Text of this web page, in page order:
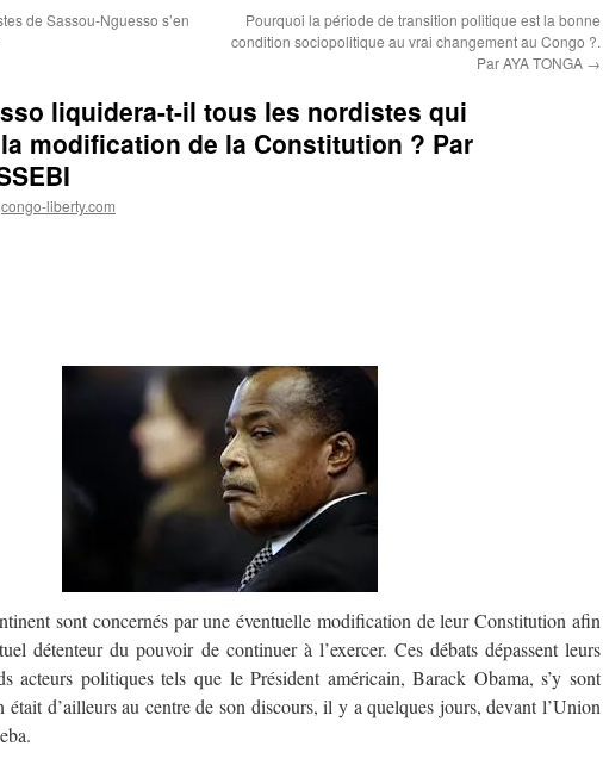
de Sassou-Nguesso s’en
Pourquoi la période de transition politique est la bonne
condition sociopolitique au vrai changement au Congo ?.
Par AYA TONGA →
liquidera-t-il tous les nordistes qui
modification de la Constitution ? Par
congo-liberty.com
sont concernés par une éventuelle modification de leur Constitution afin
détenteur du pouvoir de continuer à l’exercer. Ces débats dépassent leurs
acteurs politiques tels que le Président américain, Barack Obama, s’y sont
était d’ailleurs au centre de son discours, il y a quelques jours, devant l’Union